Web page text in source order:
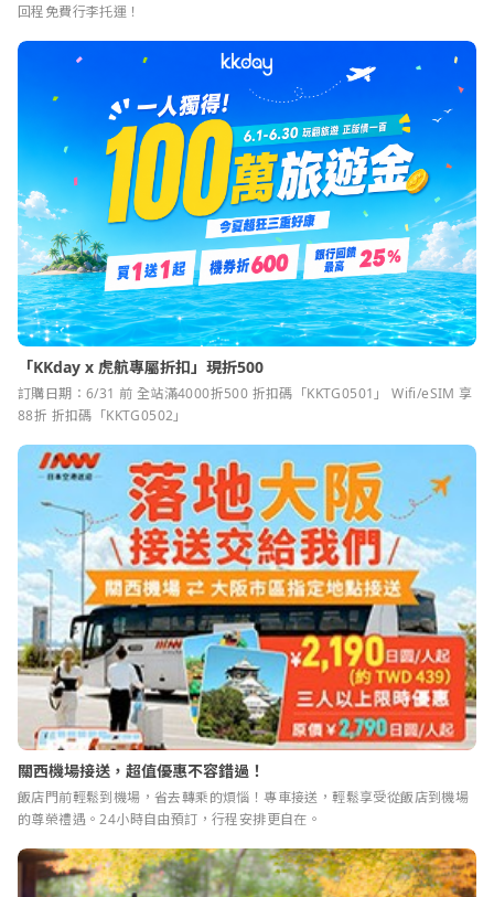
回程免費行李托運！
「KKday x 虎航專屬折扣」現折500
訂購日期：6/31 前 全站滿4000折500 折扣碼「KKTG0501」 Wifi/eSIM 享
88折 折扣碼「KKTG0502」
關西機場接送，超值優惠不容錯過！
飯店門前輕鬆到機場，省去轉乘的煩惱！專車接送，輕鬆享受從飯店到機場
的尊榮禮遇。24小時自由預訂，行程安排更自在。